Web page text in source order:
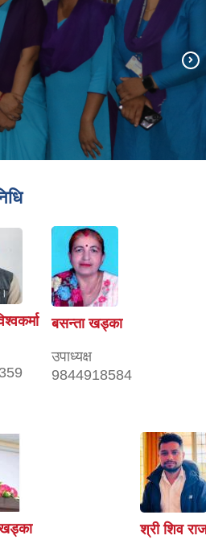
बसन्ता खड्का
उपाध्यक्ष
9844918584
खड्का श्री शिव